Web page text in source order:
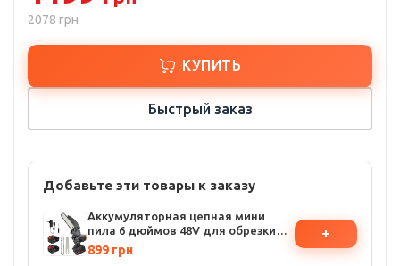
2078грн
КУПИТЬ
Быстрый заказ
Добавьте эти товары к заказу
Аккумуляторная цепная мини
пила 6 дюймов 48V для обрезки
деревьев и распила дров в
пластиковом чемодане, 2
899 грн
+